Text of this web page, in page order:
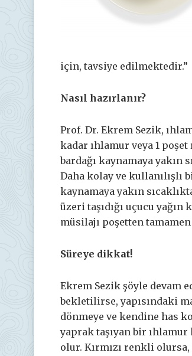
için, tavsiye edilmektedir.”
Nasıl hazırlanır?
Prof. Dr. Ekrem Sezik,
kadar ıhlamur veya 1
bardağı kaynamaya
Daha kolay ve kullanılışlı
kaynamaya yakın
üzeri taşıdığı uçucu
müsilajı poşetten
Süreye dikkat!
Ekrem Sezik şöyle devam
bekletilirse, yapısındaki
dönmeye ve kendine has
yaprak taşıyan bir
olur. Kırmızı renkli